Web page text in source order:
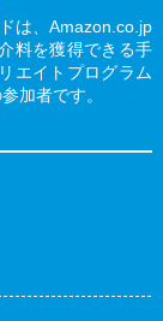
は、Amazon.co.jp
料を獲得できる手
エイトプログラム
加者です。